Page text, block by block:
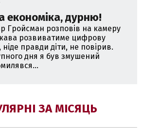
економіка, дурню!
Гройсман розповів на камеру
розвиватиме цифрову
ніде правди діти, не повірив.
дня я був змушений
ЗА МІСЯЦЬ